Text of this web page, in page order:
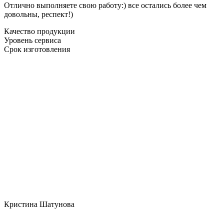
Отлично выполняете свою работу:) все остались более чем
довольны, респект!)
Качество продукции
Уровень сервиса
Срок изготовления
Кристина Шатунова